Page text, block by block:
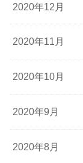
2020年12月
2020年11月
2020年10月
2020年9月
2020年8月